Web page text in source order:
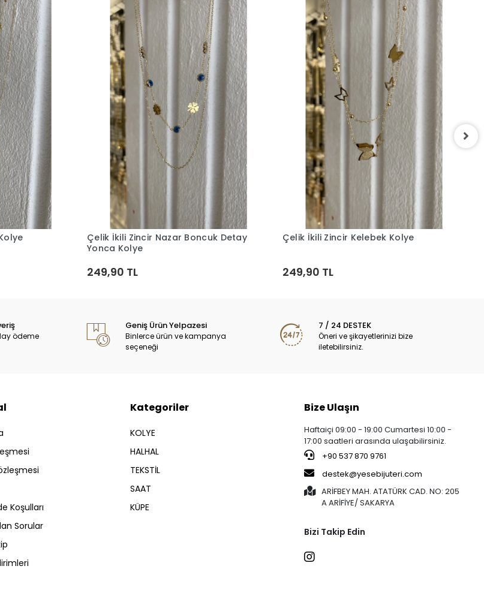
Sepete Ekle
Çelik İkili Zincir Nazar Boncuk Detay
Yonca Kolye
249,90 TL
Sepete Ekle
Çelik İkili Zincir Kelebek Kolye
249,90 TL
ödeme
Geniş Ürün Yelpazesi
Binlerce ürün ve kampanya
seçeneği
7 / 24 DESTEK
Öneri ve şikayetlerinizi bize
iletebilirsiniz.
Koşulları
Sorular
Kategoriler
KOLYE
HALHAL
TEKSTİL
SAAT
KÜPE
Bize Ulaşın
Haftaiçi 09:00 - 19:00 Cumartesi 10:00 -
17:00 saatleri arasında ulaşabilirsiniz.
+90 537 870 9761
destek@yesebijuteri.com
ARİFBEY MAH. ATATÜRK CAD. NO: 205
A ARİFİYE/ SAKARYA
Bizi Takip Edin